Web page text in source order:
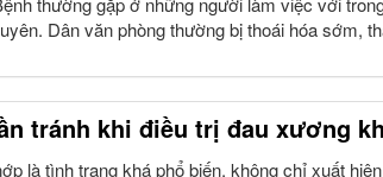
Dân văn phòng thường bị thoái hóa sớm,
tránh khi điều trị đau xương
là tình trạng khá phổ biến, không chỉ xuất